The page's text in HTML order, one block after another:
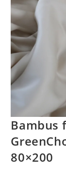
Bambus
80×200